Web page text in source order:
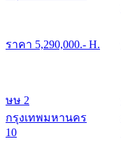
ราคา 5,290,000.- H.
ษษ 2
กรุงเทพมหานคร
10